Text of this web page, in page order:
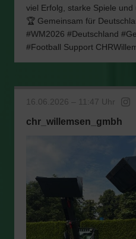
viel Erfolg, starke Spiele
🏆 Gemeinsam für
#WM2026 #Deutschland
#Football Support
16.06.2026 – 11:47 Uhr
chr_willemsen_gmbh